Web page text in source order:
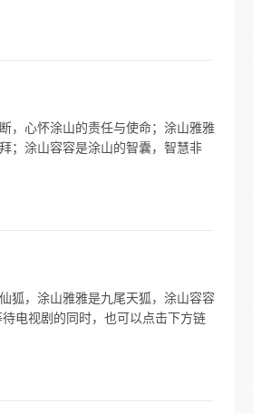
，心怀涂山的责任与使命；涂山雅雅
；涂山容容是涂山的智囊，智慧非
狐，涂山雅雅是九尾天狐，涂山容容
电视剧的同时，也可以点击下方链